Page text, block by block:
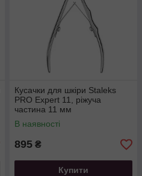
Кусачки для шкіри Staleks
PRO Expert 11, ріжуча
частина 11 мм
В наявності
895 ₴
Купити